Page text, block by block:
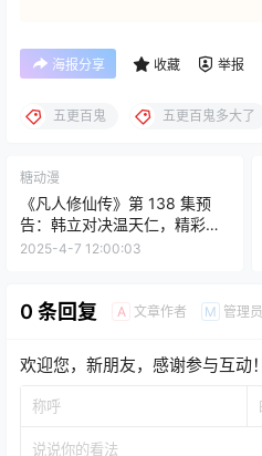
海报分享 收藏 举报
五更百鬼 五更百鬼多大了
糖动漫
《凡人修仙传》第 138 集预
告：韩立对决温天仁，精彩激
战一触即发
2025-4-7 12:00:03
0 条回复 A 文章作者 M 管理员
欢迎您，新朋友，感谢参与互动！